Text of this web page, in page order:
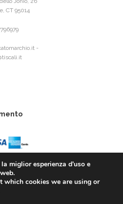
CT 95014
-
Rosario Alfio - Via
miglior esperienza d'uso e
which cookies we are using or